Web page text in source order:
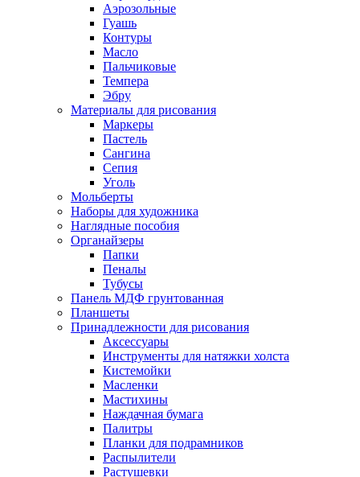
Аэрозольные
Гуашь
Контуры
Масло
Пальчиковые
Темпера
Эбру
Материалы для рисования
Маркеры
Пастель
Сангина
Сепия
Уголь
Мольберты
Наборы для художника
Наглядные пособия
Органайзеры
Папки
Пеналы
Тубусы
Панель МДФ грунтованная
Планшеты
Принадлежности для рисования
Аксессуары
Инструменты для натяжки холста
Кистемойки
Масленки
Мастихины
Наждачная бумага
Палитры
Планки для подрамников
Распылители
Растушевки